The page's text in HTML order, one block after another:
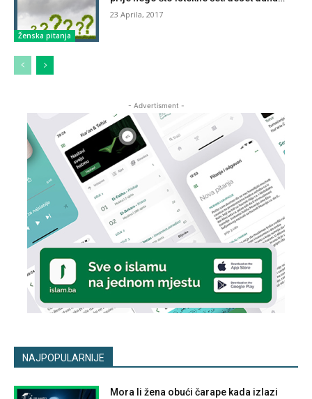
Ženska pitanja
23 Aprila, 2017
- Advertisment -
NAJPOPULARNIJE
Mora li žena obući čarape kada izlazi